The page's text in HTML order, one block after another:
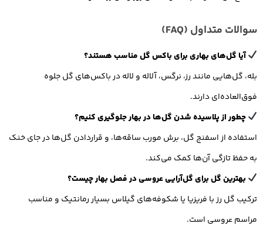
سوالات متداول (FAQ)
آیا گل‌های بهاری برای باکس گل مناسب هستند؟
بله، گل‌هایی مانند رز، نرگس، آلاله و لاله در باکس‌های گل جلوه
فوق‌العاده‌ای دارند.
چطور از پلاسیده شدن گل‌ها در بهار جلوگیری کنیم؟
استفاده از اسفنج گل، برش مورب ساقه‌ها، و قراردادن گل‌ها در جای خنک
به حفظ تازگی آن‌ها کمک می‌کند.
بهترین گل برای گل‌آرایی عروسی در فصل بهار چیست؟
ترکیب گل رز با فریزیا یا شکوفه‌های گیلاس بسیار رمانتیک و مناسب
مراسم عروسی است.